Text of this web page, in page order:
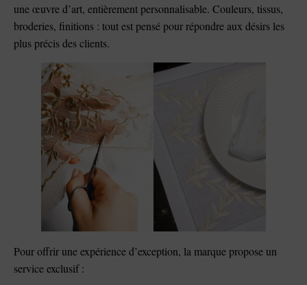
une œuvre d’art, entièrement personnalisable. Couleurs, tissus,
broderies, finitions : tout est pensé pour répondre aux désirs les
plus précis des clients.
Pour offrir une expérience d’exception, la marque propose un
service exclusif :